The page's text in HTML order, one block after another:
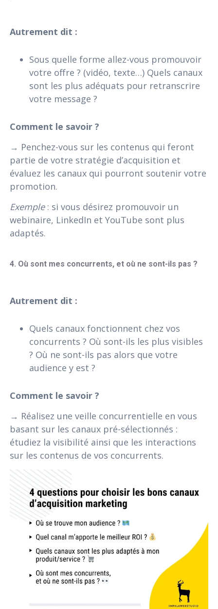
Autrement dit :
Sous quelle forme allez-vous promouvoir
votre offre ? (vidéo, texte…) Quels canaux
sont les plus adéquats pour retranscrire
votre message ?
Comment le savoir ?
→ Penchez-vous sur les contenus qui feront
partie de votre stratégie d’acquisition et
évaluez les canaux qui pourront soutenir votre
promotion.
Exemple: si vous désirez promouvoir un
webinaire, LinkedIn et YouTube sont plus
adaptés.
4. Où sont mes concurrents, et où ne sont-ils pas ?
Autrement dit :
Quels canaux fonctionnent chez vos
concurrents ? Où sont-ils les plus visibles
? Où ne sont-ils pas alors que votre
audience y est ?
Comment le savoir ?
→ Réalisez une veille concurrentielle en vous
basant sur les canaux pré-sélectionnés :
étudiez la visibilité ainsi que les interactions
sur les contenus de vos concurrents.